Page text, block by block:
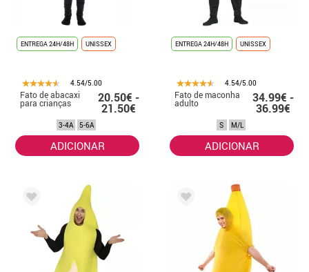
ENTREGA 24H/48H UNISSEX
4.54/5.00
Fato de abacaxi
para crianças 20.50€ -
21.50€
3-4A 5-6A
ADICIONAR
ENTREGA 24H/48H UNISSEX
4.54/5.00
Fato de maconha
adulto 34.99€ -
36.99€
S M/L
ADICIONAR